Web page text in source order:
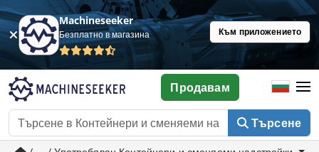
Machineseeker
Безплатно в магазина Към приложението
Търсене
Продавам